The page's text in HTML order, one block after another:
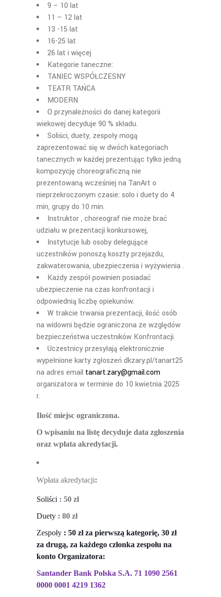
9 – 10 lat
11 – 12 lat
13 -15 lat
16-25 lat
26 lat i więcej
Kategorie taneczne:
TANIEC WSPÓŁCZESNY
TEATR TAŃCA
MODERN
O przynależności do danej kategorii
wiekowej decyduje 90 % składu.
Soliści, duety, zespoły mogą
zaprezentować się w dwóch kategoriach
tanecznych w każdej prezentując tylko jedną
kompozycję choreograficzną nie
prezentowaną wcześniej na TanArt o
nieprzekroczonym czasie: solo i duety do 4
min, grupy do 10 min.
Instruktor , choreograf nie może brać
udziału w prezentacji konkursowej,
Instytucje lub osoby delegujące
uczestników ponoszą koszty przejazdu,
zakwaterowania, ubezpieczenia i wyżywienia .
Każdy zespół powinien posiadać
ubezpieczenie na czas konfrontacji i
odpowiednią liczbę opiekunów.
W trakcie trwania prezentacji, ilość osób
na widowni będzie ograniczona ze względów
bezpieczeństwa uczestników Konfrontacji.
Uczestnicy przesyłają elektronicznie
wypełnione karty zgłoszeń dkzary.pl/tanart25
na adres email tanart.zary@gmail.com
organizatora w terminie do 10 kwietnia 2025
r.
Ilość miejsc ograniczona.
O wpisaniu na listę decyduje data zgłoszenia
oraz wpłata akredytacji.
Wpłata akredytacji:
Soliści : 50 zł
Duety : 80 zł
Zespoły : 50 zł za pierwszą kategorię, 30 zł
za drugą, za każdego członka zespołu na
konto Organizatora:
Santander Bank Polska S.A. 71 1090 2561
0000 0001 4219 1362